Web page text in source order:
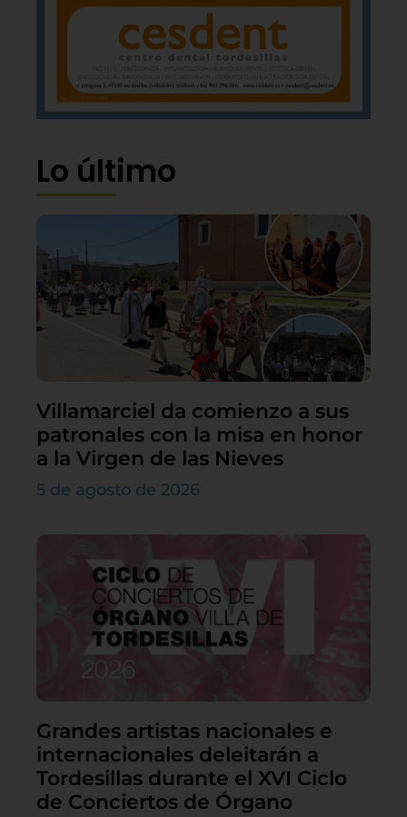
Lo último
Villamarciel da comienzo a sus
patronales con la misa en honor
a la Virgen de las Nieves
5 de agosto de 2026
Grandes artistas nacionales e
internacionales deleitarán a
Tordesillas durante el XVI Ciclo
de Conciertos de Órgano